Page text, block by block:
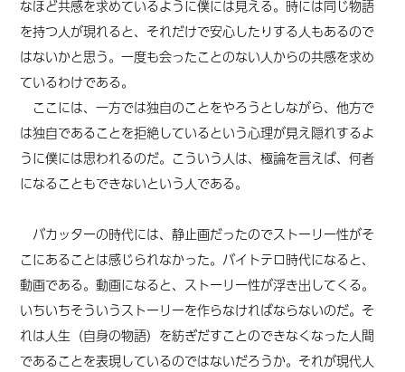
なほど共感を求めているように僕には見える。時には同じ物語
を持つ人が現れると、それだけで安心したりする人もあるので
はないかと思う。一度も会ったことのない人からの共感を求め
ているわけである。
ここには、一方では独自のことをやろうとしながら、他方で
は独自であることを拒絶しているという心理が見え隠れするよ
うに僕には思われるのだ。こういう人は、極論を言えば、何者
になることもできないという人である。
バカッターの時代には、静止画だったのでストーリー性がそ
こにあることは感じられなかった。バイトテロ時代になると、
動画である。動画になると、ストーリー性が浮き出してくる。
いちいちそういうストーリーを作らなければならないのだ。そ
れは人生（自身の物語）を紡ぎだすことのできなくなった人間
であることを表現しているのではないだろうか。それが現代人